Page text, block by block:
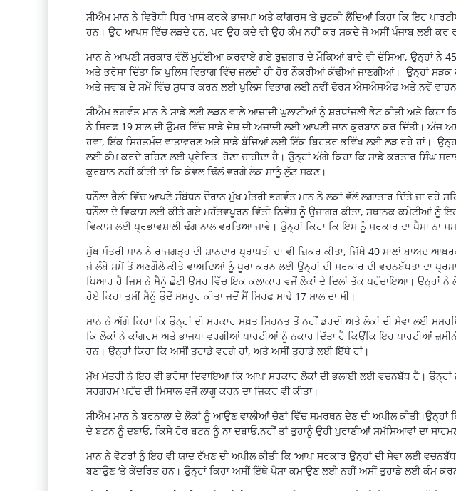
ਸੀਐਮ ਮਾਨ ਨੇ ਵਿਰੋਧੀ ਧਿਰ ਖਾਸ ਕਰਕੇ ਭਾਜਪਾ ਅਤੇ ਕਾਂਗਰਸ ‘ਤੇ ਚੁਟਕੀ ਲੈਂਦਿਆਂ ਕਿਹਾ ਕਿ ਇਹ
ਹਨ। ਉਹ ਆਪਸ ਵਿੱਚ ਲੜਦੇ ਹਨ, ਪਰ ਉਹ ਕਦੇ ਵੀ ਉਹ ਕੰਮ ਨਹੀਂ ਕਰ ਸਕਦੇ ਜੋ ਅਸੀਂ ਪੰਜਾਬ ਲਈ ਕਰ
ਮਾਨ ਨੇ ਆਪਣੀ ਸਰਕਾਰ ਵੱਲੋਂ ਮੁਹੱਈਆ ਕਰਵਾਏ ਗਏ ਰੁਜ਼ਗਾਰ ਦੇ ਮੌਕਿਆਂ ਬਾਰੇ ਵੀ ਦੱਸਿਆ, ਉਨ੍ਹਾਂ ਨੇ
ਅਤੇ ਭਰੋਸਾ ਦਿੱਤਾ ਕਿ ਪੁਲਿਸ ਵਿਭਾਗ ਵਿੱਚ ਜਲਦੀ ਹੀ ਹੋਰ ਨੌਕਰੀਆਂ ਕੱਢੀਆਂ ਜਾਣਗੀਆਂ। ਉਨ੍ਹਾਂ ਸੜਕ
ਅਤੇ ਜਵਾਬ ਦੇ ਸਮੇਂ ਵਿੱਚ ਸੁਧਾਰ ਕਰਨ ਲਈ ਪੁਲਿਸ ਵਿਭਾਗ ਲਈ ਨਵੀਂ ਫੋਰਸ ਐਸਐਸਐਫ ਅਤੇ ਨਵੇਂ ਵਾਹਨਾਂ
ਸੀਐਮ ਭਗਵੰਤ ਮਾਨ ਨੇ ਸਾਡੇ ਲਈ ਲੜਨ ਵਾਲੇ ਆਜ਼ਾਦੀ ਘੁਲਾਟੀਆਂ ਨੂੰ ਸ਼ਰਧਾਂਜਲੀ ਭੇਟ ਕੀਤੀ ਅਤੇ ਕਿਹਾ
ਨੇ ਸਿਰਫ 19 ਸਾਲ ਦੀ ਉਮਰ ਵਿੱਚ ਸਾਡੇ ਦੇਸ਼ ਦੀ ਅਜ਼ਾਦੀ ਲਈ ਆਪਣੀ ਜਾਨ ਕੁਰਬਾਨ ਕਰ ਦਿੱਤੀ। ਅੱਜ
ਹਵਾ, ਇੱਕ ਸਿਹਤਮੰਦ ਵਾਤਾਵਰਣ ਅਤੇ ਸਾਡੇ ਬੱਚਿਆਂ ਲਈ ਇੱਕ ਬਿਹਤਰ ਭਵਿੱਖ ਲਈ ਲੜ ਰਹੇ ਹਾਂ।
ਲਈ ਕੰਮ ਕਰਦੇ ਰਹਿਣ ਲਈ ਪ੍ਰੇਰਿਤ ਹੋਣਾ ਚਾਹੀਦਾ ਹੈ। ਉਨ੍ਹਾਂ ਅੱਗੇ ਕਿਹਾ ਕਿ ਸਾਡੇ ਕਰਤਾਰ ਸਿੰਘ
ਕੁਰਬਾਨ ਨਹੀਂ ਕੀਤੀ ਤਾਂ ਕਿ ਕੇਵਲ ਢਿੱਲੋਂ ਵਰਗੇ ਲੋਕ ਸਾਨੂੰ ਲੁੱਟ ਸਕਣ।
ਧਨੌਲਾ ਰੈਲੀ ਵਿੱਚ ਆਪਣੇ ਸੰਬੋਧਨ ਦੌਰਾਨ ਮੁੱਖ ਮੰਤਰੀ ਭਗਵੰਤ ਮਾਨ ਨੇ ਲੋਕਾਂ ਵੱਲੋਂ ਲਗਾਤਾਰ ਦਿੱਤੇ ਜਾ ਰਹੇ
ਧਨੌਲਾ ਦੇ ਵਿਕਾਸ ਲਈ ਕੀਤੇ ਗਏ ਮਹੱਤਵਪੂਰਨ ਵਿੱਤੀ ਨਿਵੇਸ਼ ਨੂੰ ਉਜਾਗਰ ਕੀਤਾ, ਸਥਾਨਕ ਕਮੇਟੀਆਂ ਨੂੰ
ਵਿਕਾਸ ਲਈ ਪ੍ਰਭਾਵਸ਼ਾਲੀ ਢੰਗ ਨਾਲ ਵਰਤਿਆ ਜਾਵੇ। ਉਨ੍ਹਾਂ ਕਿਹਾ ਕਿ ਇਸ ਨੂੰ ਸਰਕਾਰ ਦਾ ਪੈਸਾ ਨਾ
ਮੁੱਖ ਮੰਤਰੀ ਮਾਨ ਨੇ ਰਾਜਗੜ੍ਹ ਦੀ ਸ਼ਾਨਦਾਰ ਪ੍ਰਾਪਤੀ ਦਾ ਵੀ ਜ਼ਿਕਰ ਕੀਤਾ, ਜਿੱਥੇ 40 ਸਾਲਾਂ ਬਾਅਦ
ਜੋ ਲੰਬੇ ਸਮੇਂ ਤੋਂ ਅਣਗੌਲੇ ਕੀਤੇ ਵਾਅਦਿਆਂ ਨੂੰ ਪੂਰਾ ਕਰਨ ਲਈ ਉਨ੍ਹਾਂ ਦੀ ਸਰਕਾਰ ਦੀ ਵਚਨਬੱਧਤਾ ਦਾ
ਪਿਆਰ ਹੈ ਜਿਸ ਨੇ ਮੈਨੂੰ ਛੋਟੀ ਉਮਰ ਵਿੱਚ ਇਕ ਕਲਾਕਾਰ ਵਜੋਂ ਲੋਕਾਂ ਦੇ ਦਿਲਾਂ ਤੱਕ ਪਹੁੰਚਾਇਆ। ਉਨ੍ਹਾਂ ਨੇ
ਹੋਏ ਕਿਹਾ ਤੁਸੀਂ ਮੈਨੂੰ ਉਦੋਂ ਮਸ਼ਹੂਰ ਕੀਤਾ ਜਦੋਂ ਮੈਂ ਸਿਰਫ ਸਾਢੇ 17 ਸਾਲ ਦਾ ਸੀ।
ਮਾਨ ਨੇ ਅੱਗੇ ਕਿਹਾ ਕਿ ਉਨ੍ਹਾਂ ਦੀ ਸਰਕਾਰ ਸਖ਼ਤ ਮਿਹਨਤ ਤੋਂ ਨਹੀਂ ਡਰਦੀ ਅਤੇ ਲੋਕਾਂ ਦੀ ਸੇਵਾ ਲਈ
ਕਿ ਲੋਕਾਂ ਨੇ ਕਾਂਗਰਸ ਅਤੇ ਭਾਜਪਾ ਵਰਗੀਆਂ ਪਾਰਟੀਆਂ ਨੂੰ ਨਕਾਰ ਦਿੱਤਾ ਹੈ ਕਿਉਂਕਿ ਇਹ ਪਾਰਟੀਆਂ
ਹਨ। ਉਨ੍ਹਾਂ ਕਿਹਾ ਕਿ ਅਸੀਂ ਤੁਹਾਡੇ ਵਰਗੇ ਹਾਂ, ਅਤੇ ਅਸੀਂ ਤੁਹਾਡੇ ਲਈ ਇੱਥੇ ਹਾਂ।
ਮੁੱਖ ਮੰਤਰੀ ਨੇ ਇਹ ਵੀ ਭਰੋਸਾ ਦਿਵਾਇਆ ਕਿ ‘ਆਪ’ ਸਰਕਾਰ ਲੋਕਾਂ ਦੀ ਭਲਾਈ ਲਈ ਵਚਨਬੱਧ ਹੈ।
ਸਰਗਰਮ ਪਹੁੰਚ ਦੀ ਮਿਸਾਲ ਵਜੋਂ ਲਾਗੂ ਕਰਨ ਦਾ ਜ਼ਿਕਰ ਵੀ ਕੀਤਾ।
ਸੀਐਮ ਮਾਨ ਨੇ ਬਰਨਾਲਾ ਦੇ ਲੋਕਾਂ ਨੂੰ ਆਉਣ ਵਾਲੀਆਂ ਚੋਣਾਂ ਵਿੱਚ ਸਮਰਥਨ ਦੇਣ ਦੀ ਅਪੀਲ ਕੀਤੀ।ਉਨ੍ਹਾਂ
ਦੇ ਬਟਨ ਨੂੰ ਦਬਾਓ, ਕਿਸੇ ਹੋਰ ਬਟਨ ਨੂੰ ਨਾ ਦਬਾਓ,ਨਹੀਂ ਤਾਂ ਤੁਹਾਨੂੰ ਉਹੀ ਪੁਰਾਣੀਆਂ ਸਮੱਸਿਆਵਾਂ ਦਾ
ਮਾਨ ਨੇ ਵੋਟਰਾਂ ਨੂੰ ਇਹ ਵੀ ਯਾਦ ਰੱਖਣ ਦੀ ਅਪੀਲ ਕੀਤੀ ਕਿ ‘ਆਪ’ ਸਰਕਾਰ ਉਨ੍ਹਾਂ ਦੀ ਸੇਵਾ ਲਈ
ਬਣਾਉਣ ‘ਤੇ ਕੇਂਦਰਿਤ ਹਨ। ਉਨ੍ਹਾਂ ਕਿਹਾ ਅਸੀਂ ਇੱਥੇ ਪੈਸਾ ਕਮਾਉਣ ਲਈ ਨਹੀਂ ਅਸੀਂ ਤੁਹਾਡੇ ਲਈ ਕੰਮ